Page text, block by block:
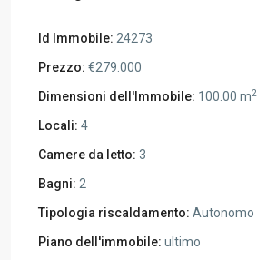
Id Immobile: 24273
Prezzo: €279.000
Dimensioni dell'Immobile: 100.00 m2
Locali: 4
Camere da letto: 3
Bagni: 2
Tipologia riscaldamento: Autonomo
Piano dell'immobile: ultimo